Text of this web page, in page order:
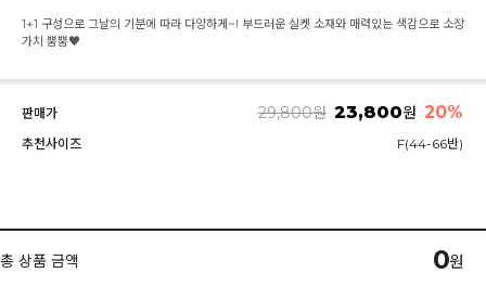
1+1 구성으로 그날의 기분에 따라 다양하게~! 부드러운 실켓 소재와 매력있는 색감으로 소장
가치 뿜뿜♥
판매가 29,800원 23,800원 20%
추천사이즈 F(44-66반)
총 상품 금액 0원